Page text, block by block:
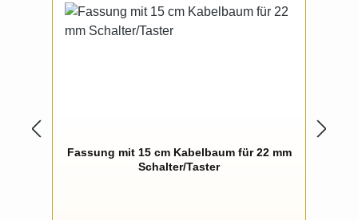
Fassung mit 15 cm Kabelbaum für 22 mm
Schalter/Taster